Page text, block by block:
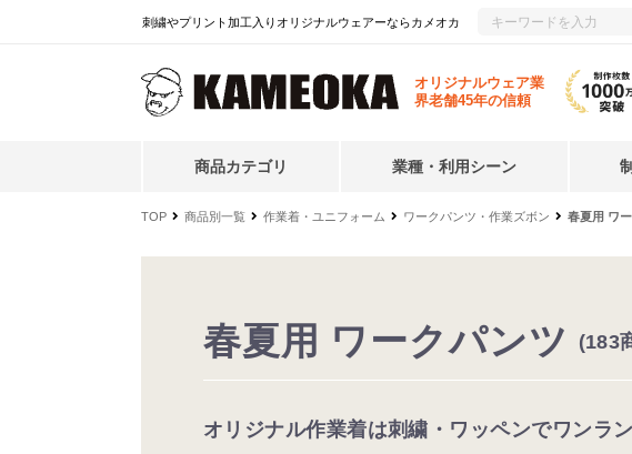
刺繍やプリント加工入りオリジナルウェアーならカメオカ
オリジナルウェア業
界老舗45年の信頼
商品カテゴリ 業種・利用シーン
TOP 商品別一覧 作業着・ユニフォーム ワークパンツ・作業ズボン 春夏用 ワ
春夏用 ワークパンツ (183
オリジナル作業着は刺繍・ワッペンでワンラ